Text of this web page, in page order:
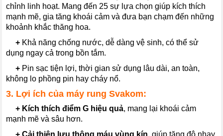
chỉnh linh hoạt. Mang đến 25 sự lựa chọn giúp kích thích
mạnh mẽ, gia tăng khoái cảm và đưa bạn chạm đến những
khoảnh khắc thăng hoa.
+ Khả năng chống nước, dễ dàng vệ sinh, có thể sử
dụng ngay cả trong bồn tắm.
+ Pin sạc tiện lợi, thời gian sử dụng lâu dài, an toàn,
không lo phồng pin hay cháy nổ.
3. Lợi ích của máy rung Svakom:
+ Kích thích điểm G hiệu quả, mang lại khoái cảm
mạnh mẽ và sâu hơn.
+Cải thiện lưu thông máu vùng kín, giúp tăng độ nhạy